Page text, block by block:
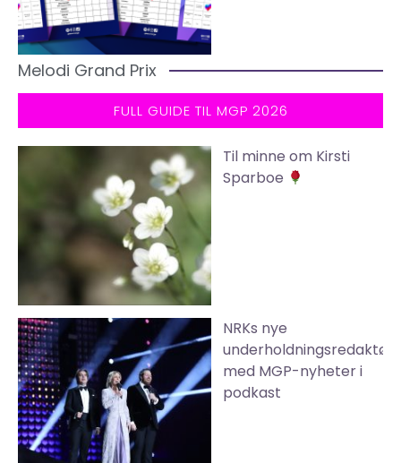
Melodi Grand Prix
FULL GUIDE TIL MGP 2026
Til minne om Kirsti
Sparboe
NRKs nye
underholdningsredaktør
med MGP-nyheter i
podkast